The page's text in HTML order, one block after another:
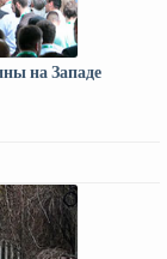
на Западе